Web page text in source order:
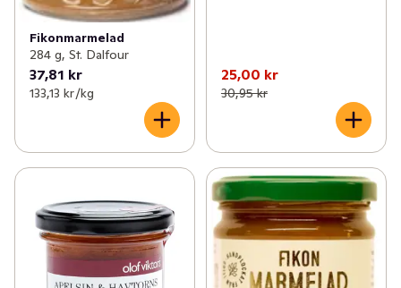
Fikonmarmelad
284 g, St. Dalfour
37,81 kr
133,13 kr /kg
25,00 kr
30,95 kr